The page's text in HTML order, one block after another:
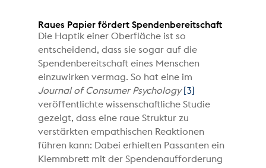
Raues Papier fördert Spendenbereitschaft
Die Haptik einer Oberfläche ist so
entscheidend, dass sie sogar auf die
Spendenbereitschaft eines Menschen
einzuwirken vermag. So hat eine im
Journal of Consumer Psychology
[3]
veröffentlichte wissenschaftliche Studie
gezeigt, dass eine raue Struktur zu
verstärkten empathischen Reaktionen
führen kann: Dabei erhielten Passanten ein
Klemmbrett mit der Spendenaufforderung